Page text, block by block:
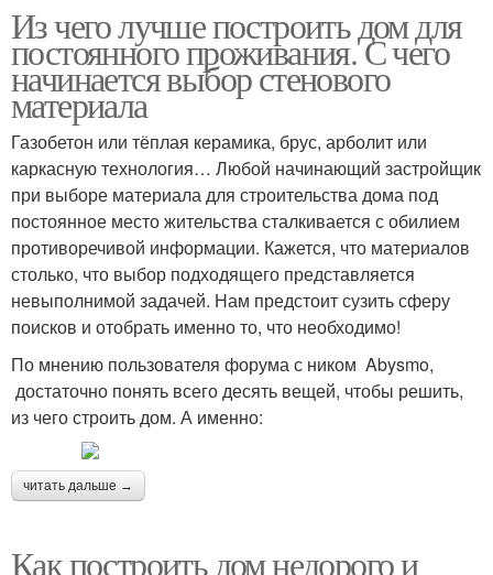
Из чего лучше построить дом для
постоянного проживания. С чего
начинается выбор стенового
материала
Газобетон или тёплая керамика, брус, арболит или
каркасную технология… Любой начинающий застройщик
при выборе материала для строительства дома под
постоянное место жительства сталкивается с обилием
противоречивой информации. Кажется, что материалов
столько, что выбор подходящего представляется
невыполнимой задачей. Нам предстоит сузить сферу
поисков и отобрать именно то, что необходимо!
По мнению пользователя форума с ником Abysmo,
достаточно понять всего десять вещей, чтобы решить,
из чего строить дом. А именно:
читать дальше →
Как построить дом недорого и